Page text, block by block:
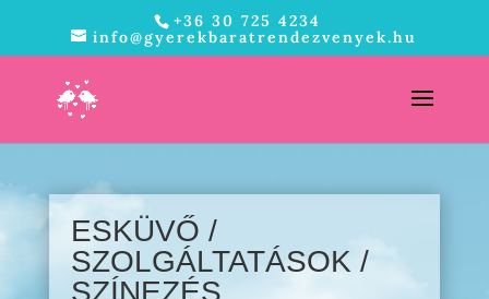
+36 30 725 4234
info@gyerekbaratrendezvenyek.hu
ESKÜVŐ /
SZOLGÁLTATÁSOK /
SZÍNEZÉS